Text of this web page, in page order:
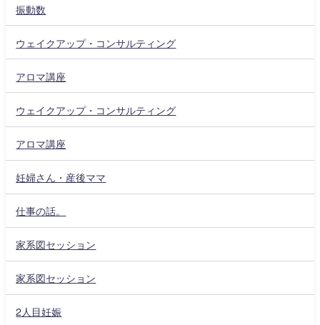
振動数
ウェイクアップ・コンサルティング
アロマ講座
ウェイクアップ・コンサルティング
アロマ講座
妊婦さん・産後ママ
仕事の話。
家系図セッション
家系図セッション
2人目妊娠